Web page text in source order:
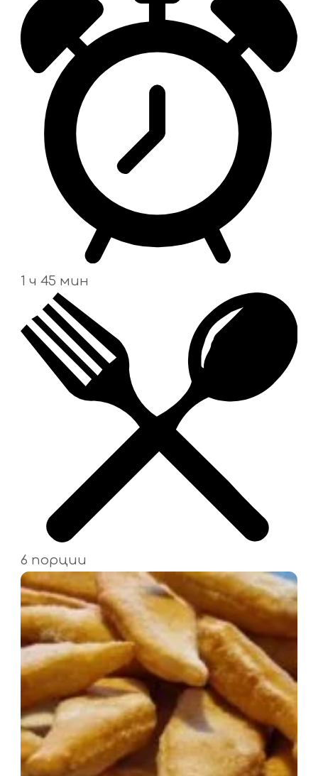
1 ч 45 мин
6 порции